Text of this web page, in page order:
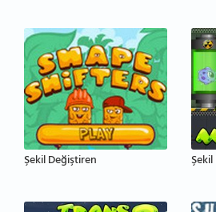
Şekil Değiştiren